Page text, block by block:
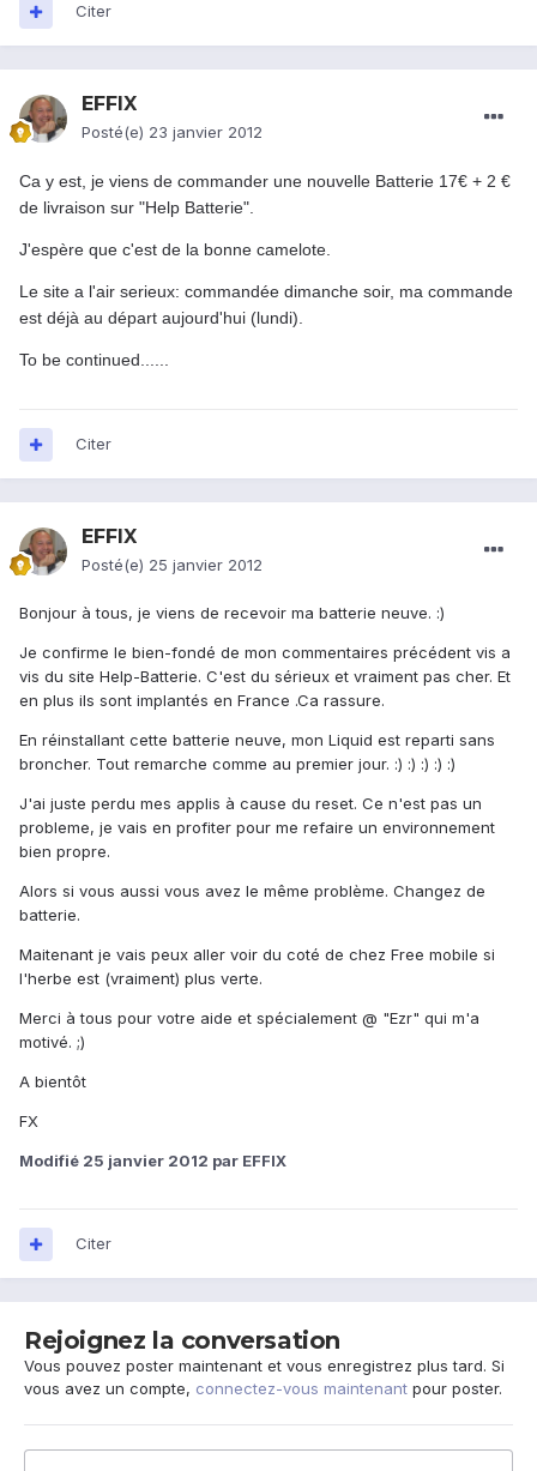
Citer
EFFIX
Posté(e) 23 janvier 2012
Ca y est, je viens de commander une nouvelle Batterie 17€ + 2 €
de livraison sur "Help Batterie".
J'espère que c'est de la bonne camelote.
Le site a l'air serieux: commandée dimanche soir, ma commande
est déjà au départ aujourd'hui (lundi).
To be continued......
Citer
EFFIX
Posté(e) 25 janvier 2012
Bonjour à tous, je viens de recevoir ma batterie neuve. :)
Je confirme le bien-fondé de mon commentaires précédent vis a
vis du site Help-Batterie. C'est du sérieux et vraiment pas cher. Et
en plus ils sont implantés en France .Ca rassure.
En réinstallant cette batterie neuve, mon Liquid est reparti sans
broncher. Tout remarche comme au premier jour. :) :) :) :) :)
J'ai juste perdu mes applis à cause du reset. Ce n'est pas un
probleme, je vais en profiter pour me refaire un environnement
bien propre.
Alors si vous aussi vous avez le même problème. Changez de
batterie.
Maitenant je vais peux aller voir du coté de chez Free mobile si
l'herbe est (vraiment) plus verte.
Merci à tous pour votre aide et spécialement @ "Ezr" qui m'a
motivé. ;)
A bientôt
FX
Modifié 25 janvier 2012 par EFFIX
Citer
Rejoignez la conversation
Vous pouvez poster maintenant et vous enregistrez plus tard. Si
vous avez un compte, connectez-vous maintenant pour poster.